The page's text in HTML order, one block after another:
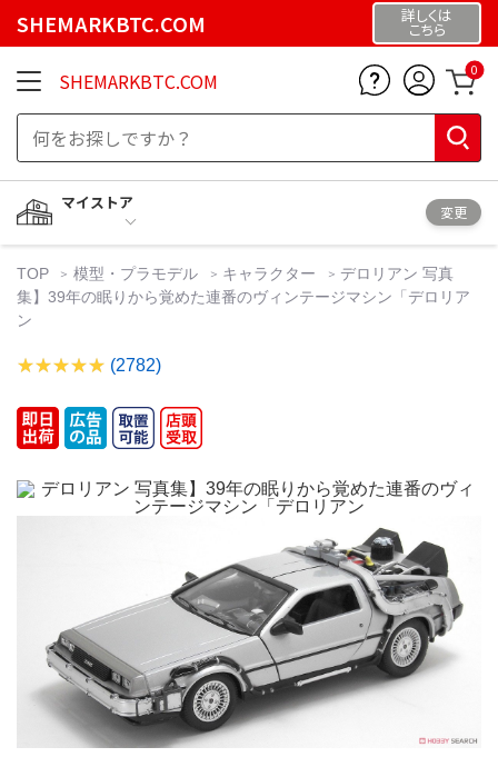
SHEMARKBTC.COM 詳しくは
こちら
SHEMARKBTC.COM 0
マイストア
変更
TOP 模型・プラモデル キャラクター
デロリアン 写真
集】39年の眠りから覚めた連番のヴィンテージマシン「デロリア
ン
(2782)